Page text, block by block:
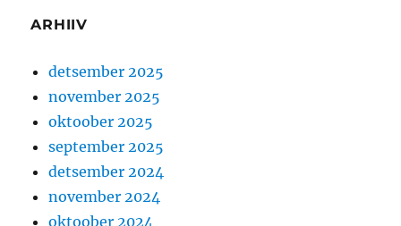
ARHIIV
detsember 2025
november 2025
oktoober 2025
september 2025
detsember 2024
november 2024
oktoober 2024